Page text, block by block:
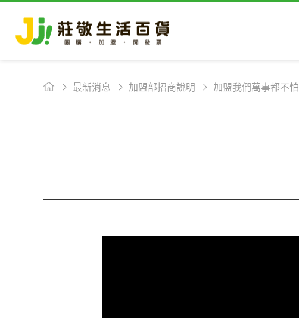
最新消息 加盟部招商說明 加盟我們萬事都不怕